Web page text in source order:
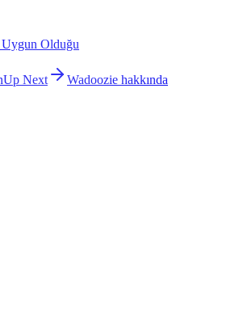
Uygun Olduğu
Up Next Wadoozie hakkında